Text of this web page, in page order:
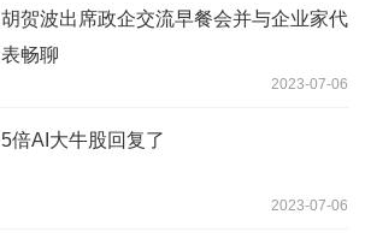
胡贺波出席政企交流早餐会并与企业家代
表畅聊
2023-07-06
5倍AI大牛股回复了
2023-07-06